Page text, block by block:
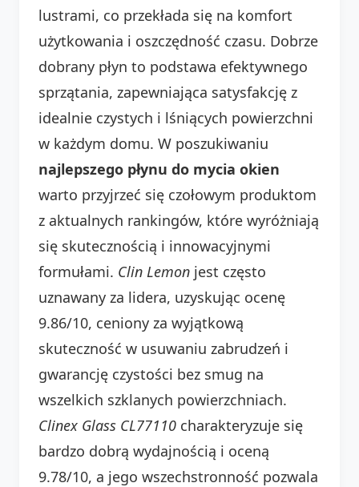
lustrami, co przekłada się na komfort
użytkowania i oszczędność czasu. Dobrze
dobrany płyn to podstawa efektywnego
sprzątania, zapewniająca satysfakcję z
idealnie czystych i lśniących powierzchni
w każdym domu. W poszukiwaniu
najlepszego płynu do mycia okien
warto przyjrzeć się czołowym produktom
z aktualnych rankingów, które wyróżniają
się skutecznością i innowacyjnymi
formułami. Clin Lemon jest często
uznawany za lidera, uzyskując ocenę
9.86/10, ceniony za wyjątkową
skuteczność w usuwaniu zabrudzeń i
gwarancję czystości bez smug na
wszelkich szklanych powierzchniach.
Clinex Glass CL77110 charakteryzuje się
bardzo dobrą wydajnością i oceną
9.78/10, a jego wszechstronność pozwala